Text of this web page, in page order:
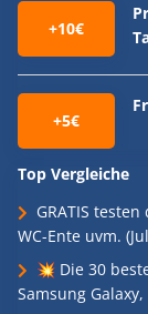
+10€
+5€
Top Vergleiche
GRATIS
WC-Ente uvm.
💥 Die 30
Samsung